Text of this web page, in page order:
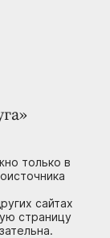
только в
сайтах
страницу